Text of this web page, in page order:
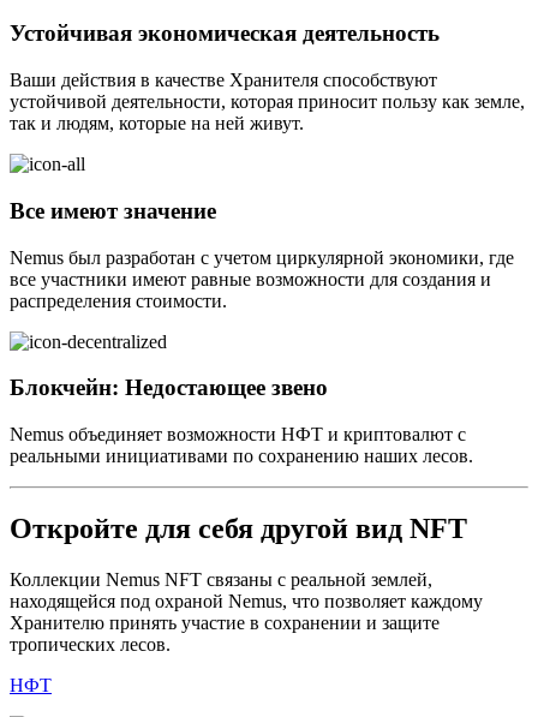
Устойчивая экономическая деятельность
Ваши действия в качестве Хранителя способствуют
устойчивой деятельности, которая приносит пользу как земле,
так и людям, которые на ней живут.
Все имеют значение
Nemus был разработан с учетом циркулярной экономики, где
все участники имеют равные возможности для создания и
распределения стоимости.
Блокчейн: Недостающее звено
Nemus объединяет возможности НФТ и криптовалют с
реальными инициативами по сохранению наших лесов.
Откройте для себя другой вид NFT
Коллекции Nemus NFT связаны с реальной землей,
находящейся под охраной Nemus, что позволяет каждому
Хранителю принять участие в сохранении и защите
тропических лесов.
НФТ